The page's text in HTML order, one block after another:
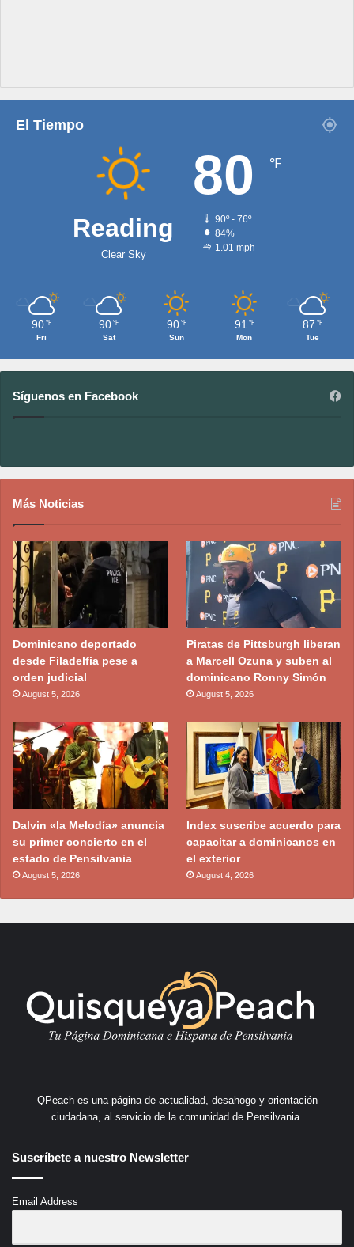
El Tiempo
Reading
Clear Sky
80 ℉
90º - 76º
84%
1.01 mph
90 ℉
Fri
90 ℉
Sat
90 ℉
Sun
91 ℉
Mon
87 ℉
Tue
Síguenos en Facebook
Más Noticias
Dominicano deportado
desde Filadelfia pese a
orden judicial
August 5, 2026
Piratas de Pittsburgh liberan
a Marcell Ozuna y suben al
dominicano Ronny Simón
August 5, 2026
Dalvin «la Melodía» anuncia
su primer concierto en el
estado de Pensilvania
August 5, 2026
Index suscribe acuerdo para
capacitar a dominicanos en
el exterior
August 4, 2026
QPeach es una página de actualidad, desahogo y orientación
ciudadana, al servicio de la comunidad de Pensilvania.
Suscríbete a nuestro Newsletter
Email Address